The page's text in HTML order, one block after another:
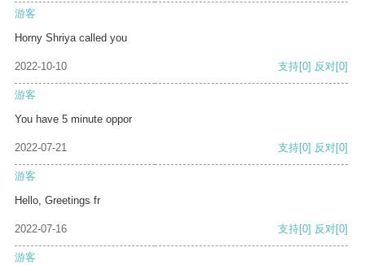
游客
Horny Shriya called you
2022-10-10 支持[0] 反对[0]
游客
You have 5 minute oppor
2022-07-21 支持[0] 反对[0]
游客
Hello, Greetings fr
2022-07-16 支持[0] 反对[0]
游客